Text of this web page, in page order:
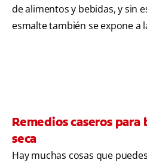
de alimentos y bebidas, y sin
esmalte también se expone a
Remedios caseros
seca
Hay muchas cosas que